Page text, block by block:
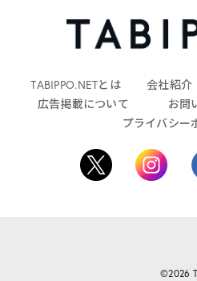
TABIPPO.NETとは 会社紹介
広告掲載について
お問
プライバシー
©2026